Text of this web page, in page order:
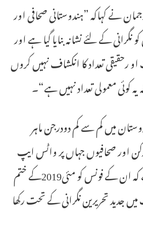
نے کہاکہ ”ہندوستانی صحافی اور
کے لئے نشانہ بنایا گیا ہے اور
رحقیقی تعداد کا انکشاف نہیں کروں
یہ کوئی معمولی تعداد نہیں ہے“۔
میں کم سے کم دودرجن ماہر
اور صحافیوں جہاں پر واٹس ایپ
کے ذریعہ رابطہ کیاگیاہے کہ ان کے فونس کو مئی2019کے ختم
جدید تحریرین نگرانی کے تحت رکھا